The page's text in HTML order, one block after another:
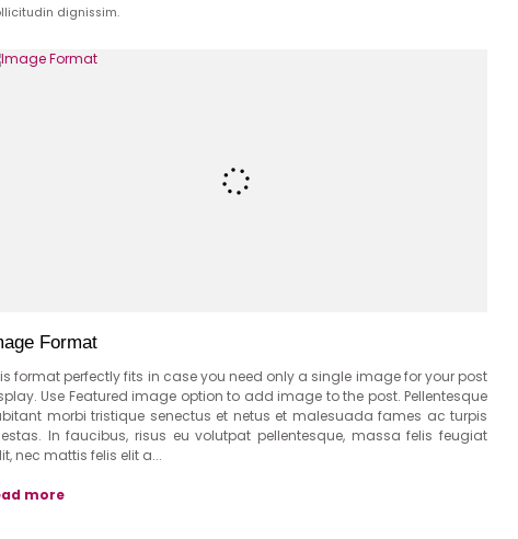
dignissim.
Format
format perfectly fits in case you need only a single image for your post
Use Featured image option to add image to the post. Pellentesque
morbi tristique senectus et netus et malesuada fames ac turpis
In faucibus, risus eu volutpat pellentesque, massa felis feugiat
nec mattis felis elit a...
more